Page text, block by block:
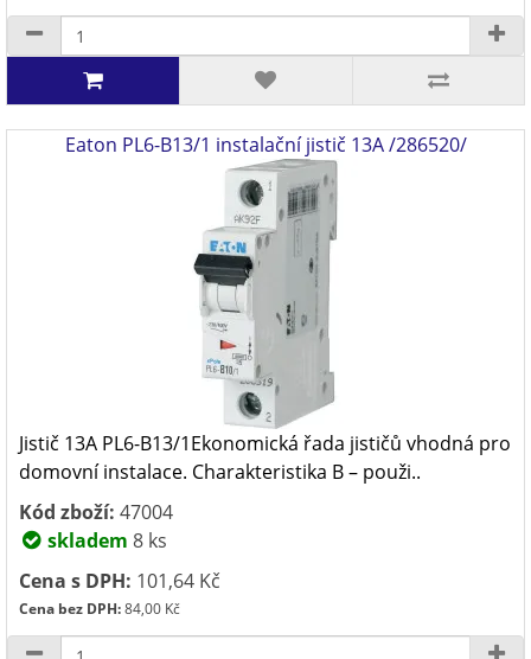
Eaton PL6-B13/1 instalační jistič 13A /286520/
Jistič 13A PL6-B13/1Ekonomická řada jističů vhodná pro
domovní instalace. Charakteristika B – použi..
Kód zboží: 47004
skladem 8 ks
Cena s DPH: 101,64 Kč
Cena bez DPH:84,00 Kč